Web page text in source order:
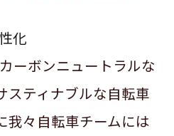
化
ーボンニュートラルな
スティナブルな自転車
我々自転車チームには